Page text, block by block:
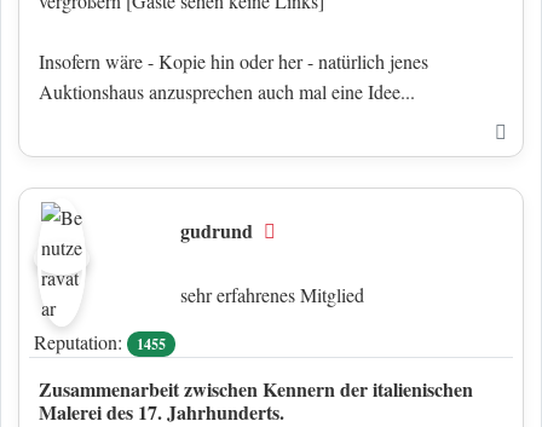
Insofern wäre - Kopie hin oder her - natürlich jenes
Auktionshaus anzusprechen auch mal eine Idee...
gudrund
sehr erfahrenes Mitglied
Reputation:
1455
Zusammenarbeit zwischen Kennern der italienischen
Malerei des 17. Jahrhunderts.